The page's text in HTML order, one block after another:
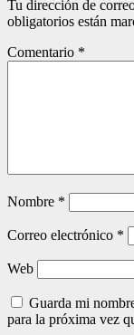
Tu dirección de
obligatorios están
Comentario *
Nombre *
Correo electrónico *
Web
Guarda mi
para la próxima vez